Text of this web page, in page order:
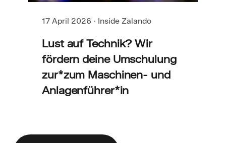
17 April 2026 · Inside Zalando
Lust auf Technik? Wir
fördern deine Umschulung
zur*zum Maschinen- und
Anlagenführer*in